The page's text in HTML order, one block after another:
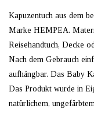
Kapuzentuch aus dem
Marke HEMPEA.
Reisehandtuch, Decke
Nach dem Gebrauch
aufhängbar. Das Baby
Das Produkt wurde in
natürlichem,